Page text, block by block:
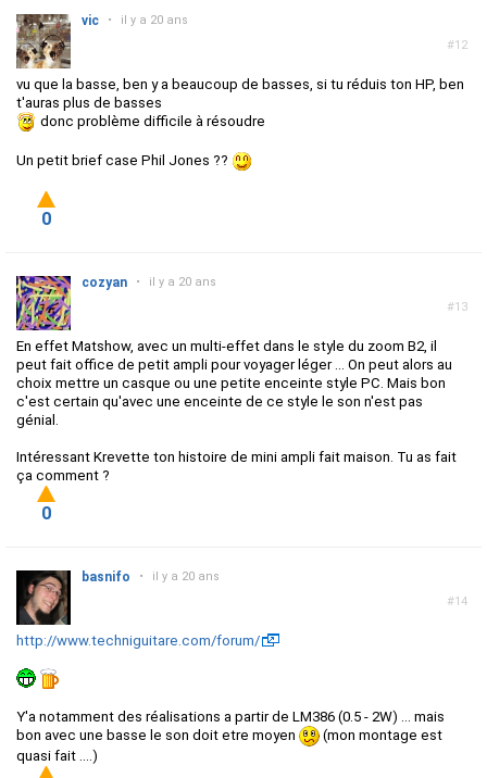
#12
vic • il y a 20 ans
vu que la basse, ben y a beaucoup de basses, si tu réduis ton HP, ben
t'auras plus de basses
donc problème difficile à résoudre
Un petit brief case Phil Jones ??
0
#13
cozyan • il y a 20 ans
En effet Matshow, avec un multi-effet dans le style du zoom B2, il
peut fait office de petit ampli pour voyager léger ... On peut alors au
choix mettre un casque ou une petite enceinte style PC. Mais bon
c'est certain qu'avec une enceinte de ce style le son n'est pas
génial.
Intéressant Krevette ton histoire de mini ampli fait maison. Tu as fait
ça comment ?
0
#14
basnifo • il y a 20 ans
http://www.techniguitare.com/forum/
Y'a notamment des réalisations a partir de LM386 (0.5 - 2W) ... mais
bon avec une basse le son doit etre moyen
(mon montage est
quasi fait ....)